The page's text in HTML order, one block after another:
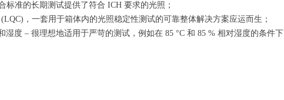
标准的长期测试提供了符合 ICH 要求的光照；
，一套用于箱体内的光照稳定性测试的可靠整体解决方案应运而生；
度 – 很理想地适用于严苛的测试，例如在 85 °C 和 85 % 相对湿度的条件下